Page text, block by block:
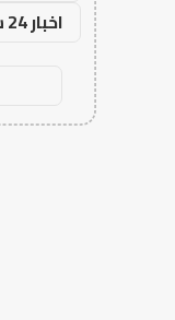
اخبار 24 ساعة